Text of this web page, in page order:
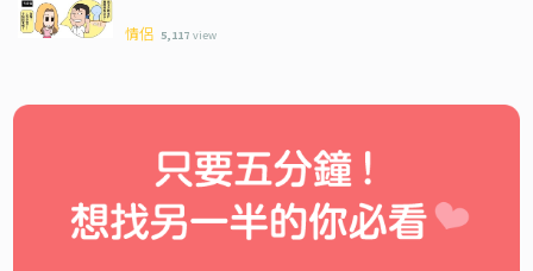
情侶 5,117 view